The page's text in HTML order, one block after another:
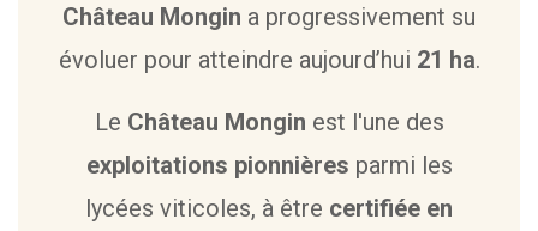
Château Mongin a progressivement su
évoluer pour atteindre aujourd’hui 21 ha.
Le Château Mongin est l'une des
exploitations pionnières parmi les
lycées viticoles, à être certifiée en